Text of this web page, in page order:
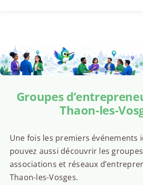
Groupes
Thaon-les-
Une fois les premiers événements
pouvez aussi découvrir les
associations et réseaux
Thaon-les-Vosges.